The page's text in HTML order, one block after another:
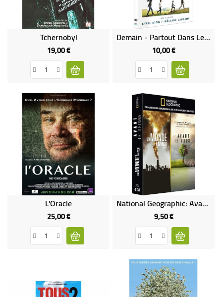
Tchernobyl
19,00 €Prix
Demain - Partout Dans Le Monde, Des Solutions Existent
10,00 €Prix
L'Oracle
25,00 €Prix
National Geographic: Avant Le Deluge + Un Monde A Sauver
9,50 €Prix